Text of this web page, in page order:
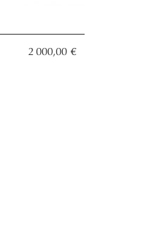
2 000,00 €